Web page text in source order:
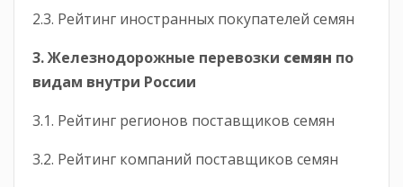
2.3. Рейтинг иностранных покупателей семян
3. Железнодорожные перевозки семян по
видам внутри России
3.1. Рейтинг регионов поставщиков семян
3.2. Рейтинг компаний поставщиков семян